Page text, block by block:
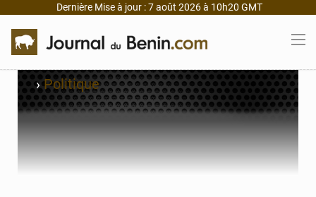
Dernière Mise à jour : 7 août 2026 à 10h20 GMT
›Politique